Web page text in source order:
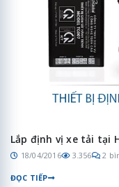
Lắp định vị xe tải tại
18/04/2016 3.356 2
ĐỌC TIẾP